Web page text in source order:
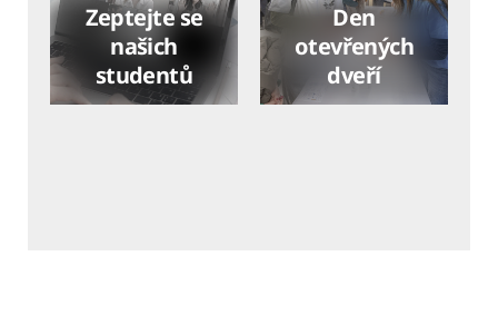
Zeptejte se
našich
studentů
Den
otevřených
dveří